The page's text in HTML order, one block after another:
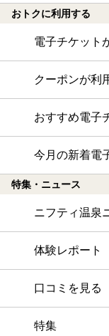
おトクに利用する
電子チケット
クーポンが利
おすすめ電子
今月の新着電
特集・ニュース
ニフティ温泉
体験レポート
口コミを見る
特集